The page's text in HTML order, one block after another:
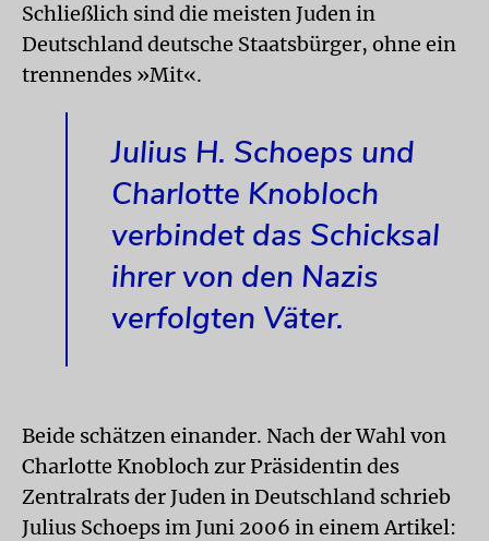
Schließlich sind die meisten Juden in
Deutschland deutsche Staatsbürger, ohne ein
trennendes »Mit«.
Julius H. Schoeps und
Charlotte Knobloch
verbindet das Schicksal
ihrer von den Nazis
verfolgten Väter.
Beide schätzen einander. Nach der Wahl von
Charlotte Knobloch zur Präsidentin des
Zentralrats der Juden in Deutschland schrieb
Julius Schoeps im Juni 2006 in einem Artikel: